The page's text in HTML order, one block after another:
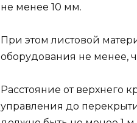
не менее 10 мм.
При этом листовой
оборудования не менее,
Расстояние от верхнего
управления до